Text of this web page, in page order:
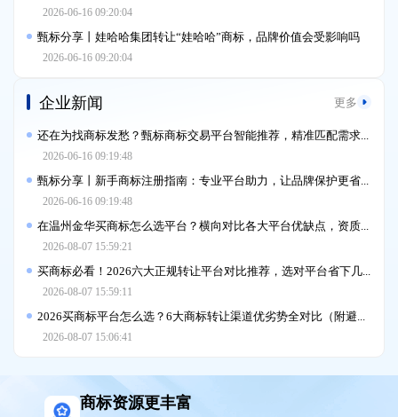
2026-06-16 09:20:04
甄标分享丨娃哈哈集团转让“娃哈哈”商标，品牌价值会受影响吗
2026-06-16 09:20:04
企业新闻 更多
还在为找商标发愁？甄标商标交易平台智能推荐，精准匹配需求！
2026-06-16 09:19:48
甄标分享丨新手商标注册指南：专业平台助力，让品牌保护更省心
2026-06-16 09:19:48
在温州金华买商标怎么选平台？横向对比各大平台优缺点，资质核查+避坑全攻略
2026-08-07 15:59:21
买商标必看！2026六大正规转让平台对比推荐，选对平台省下几万块
2026-08-07 15:59:11
2026买商标平台怎么选？6大商标转让渠道优劣势全对比（附避坑指南）
2026-08-07 15:06:41
商标资源更丰富